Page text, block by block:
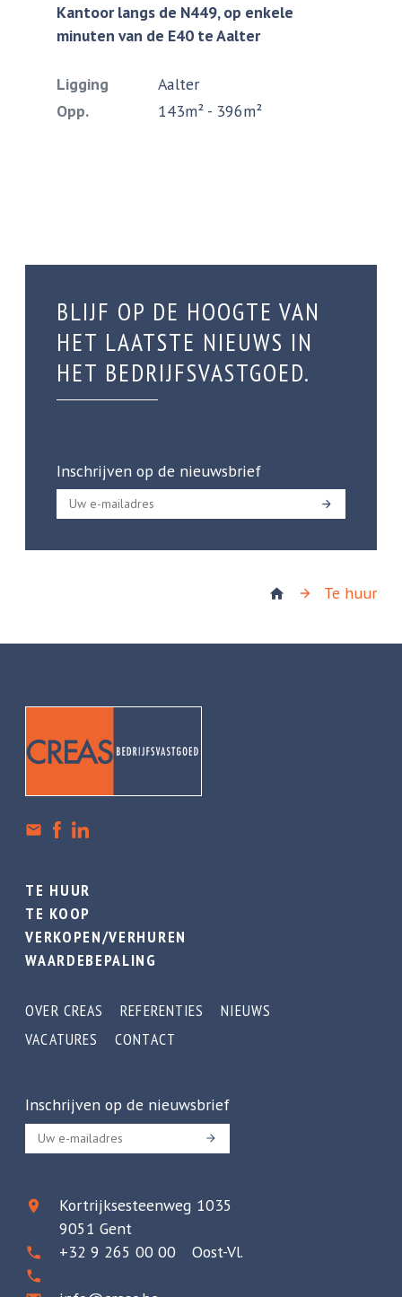
Kantoor langs de N449, op enkele
minuten van de E40 te Aalter
Ligging
Aalter
Opp.
143m² - 396m²
BLIJF OP DE HOOGTE VAN
HET LAATSTE NIEUWS IN
HET BEDRIJFSVASTGOED.
Inschrijven op de nieuwsbrief
Te huur
TE HUUR
TE KOOP
VERKOPEN/VERHUREN
WAARDEBEPALING
OVER CREAS REFERENTIES
NIEUWS
VACATURES
CONTACT
Inschrijven op de nieuwsbrief
Kortrijksesteenweg 1035
9051 Gent
+32 9 265 00 00 Oost-Vl.